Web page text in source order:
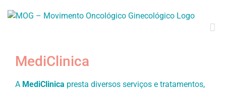
MediClinica
A MediClinica presta diversos serviços e tratamentos,